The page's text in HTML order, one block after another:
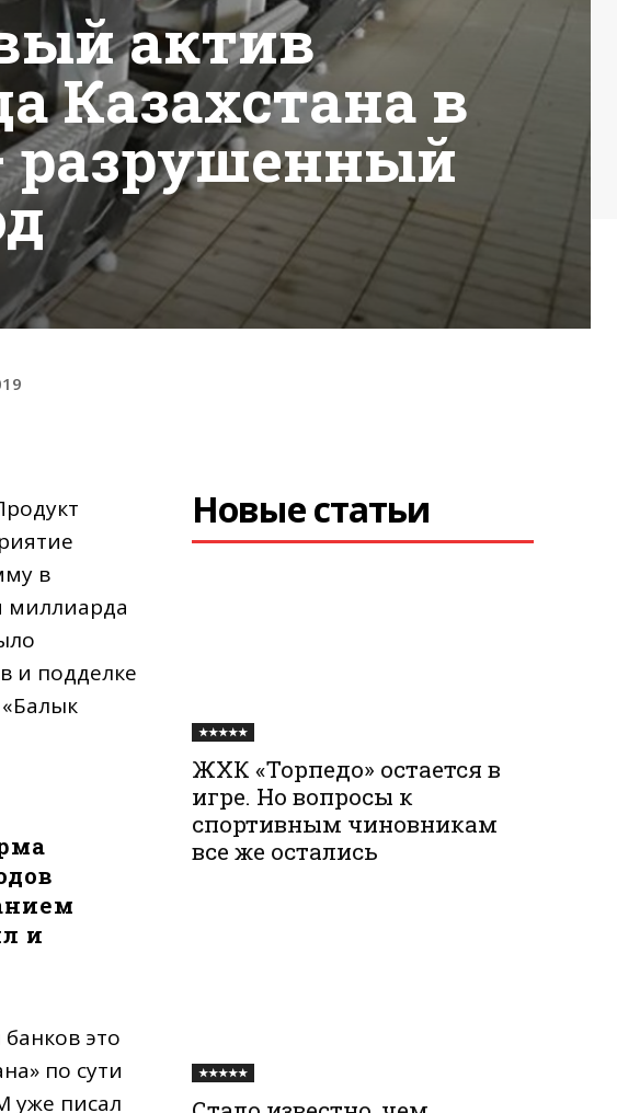
актив
Казахстана в
разрушенный
в
миллиарда
и подделке
и
это
по сути
уже писал
Новые статьи
★★★★★
ЖХК «Торпедо» остается в
игре. Но вопросы к
спортивным чиновникам
все же остались
★★★★★